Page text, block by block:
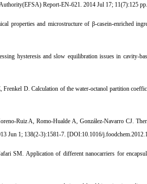
Report-EN-621. 2014 Jul 17; 11(7):125
properties and microstructure of β-casein-enriched
hysteresis and slow equilibration issues in cavity-
Frenkel D. Calculation of the water-octanol partition
Ruiz A, Romo-Hualde A, González-Navarro CJ.
Jun 1; 138(2-3):1581-7. [DOI:10.1016/
SM. Application of different nanocarriers for